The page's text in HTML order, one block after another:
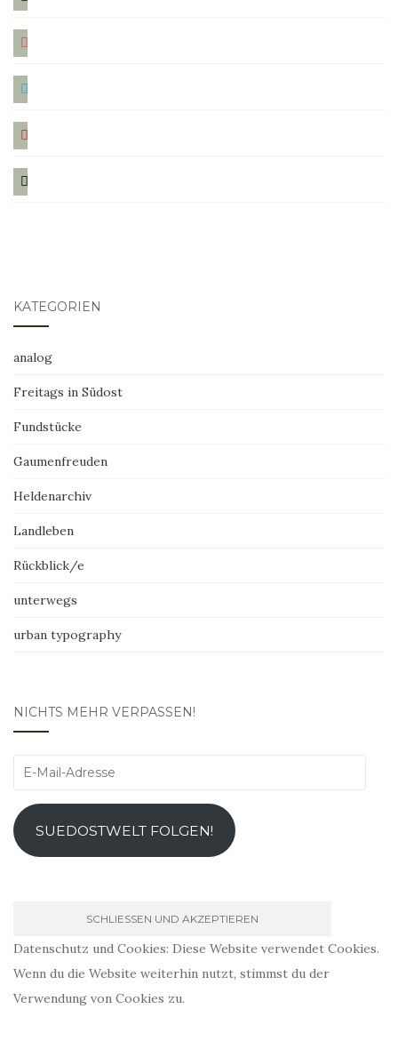
instagram
twitter
pinterest
mail
KATEGORIEN
analog
Freitags in Südost
Fundstücke
Gaumenfreuden
Heldenarchiv
Landleben
Rückblick/e
unterwegs
urban typography
NICHTS MEHR VERPASSEN!
E-
Adresse
SUEDOSTWELT FOLGEN!
Datenschutz und Cookies: Diese Website verwendet Cookies.
Wenn du die Website weiterhin nutzt, stimmst du der
Verwendung von Cookies zu.